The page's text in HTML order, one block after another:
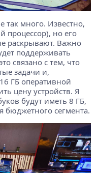
так много. Известно,
процессор), но его
раскрывают. Важно
поддерживать
связано с тем, что
задачи и,
ГБ оперативной
цену устройств. Я
будут иметь 8 ГБ,
бюджетного сегмента.